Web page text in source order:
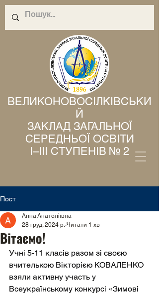
ВЕЛИКОНОВОСІЛКІВСЬКИ
Й
ЗАКЛАД ЗАГАЛЬНОЇ
СЕРЕДНЬОЇ ОСВІТИ
І–ІІІ СТУПЕНІВ № 2
Пост
Вітаємо!
Анна Анатоліївна
28 груд. 2024 р. Читати 1 хв
Учні 5-11 класів разом зі своєю
вчителькою Вікторією КОВАЛЕНКО
взяли активну участь у
Всеукраїнському конкурсі «Зимові